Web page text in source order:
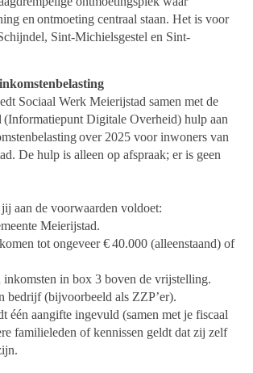
en ontmoeting centraal staan. Het is voor
Sint-Michielsgestel en Sint-
Sociaal Werk Meierijstad samen met de
(Informatiepunt Digitale Overheid) hulp aan
over 2025 voor inwoners van
De hulp is alleen op afspraak; er is geen
aan de voorwaarden voldoet:
Meierijstad.
tot ongeveer € 40.000 (alleenstaand) of
inkomsten in box 3 boven de vrijstelling.
bedrijf (bijvoorbeeld als ZZP’er).
één aangifte ingevuld (samen met je fiscaal
familieleden of kennissen geldt dat zij zelf